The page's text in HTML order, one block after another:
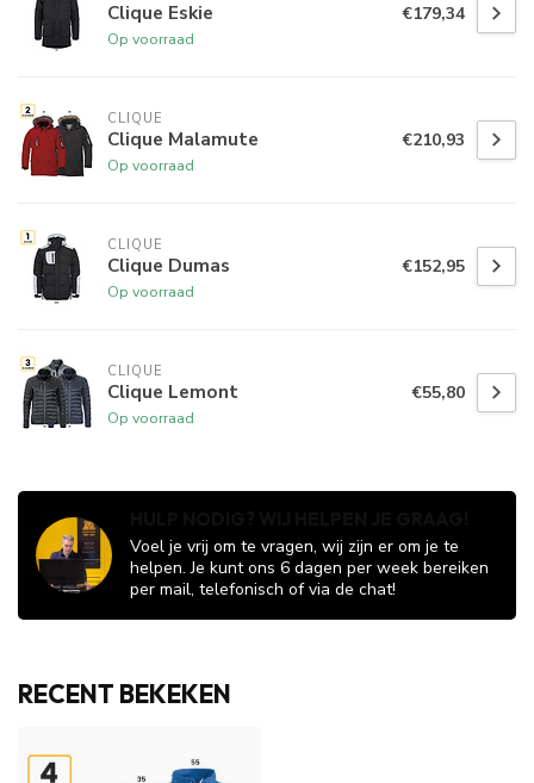
Clique Eskie
Op voorraad
€179,34
CLIQUE
Clique Malamute
Op voorraad
€210,93
CLIQUE
Clique Dumas
Op voorraad
€152,95
CLIQUE
Clique Lemont
Op voorraad
€55,80
Voel je vrij om te vragen, wij zijn er om je te
helpen. Je kunt ons 6 dagen per week bereiken
per mail, telefonisch of via de chat!
RECENT BEKEKEN